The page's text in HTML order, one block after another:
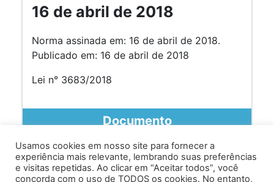
16 de abril de 2018
Norma assinada em: 16 de abril de 2018.
Publicado em: 16 de abril de 2018
Lei n° 3683/2018
Documento
Usamos cookies em nosso site para fornecer a
experiência mais relevante, lembrando suas preferências
e visitas repetidas. Ao clicar em “Aceitar todos”, você
concorda com o uso de TODOS os cookies. No entanto,